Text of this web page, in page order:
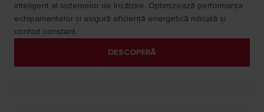
inteligent al sistemelor de încălzire. Optimizează performanța
echipamentelor și asigură eficiență energetică ridicată și
confort constant.
DESCOPERĂ